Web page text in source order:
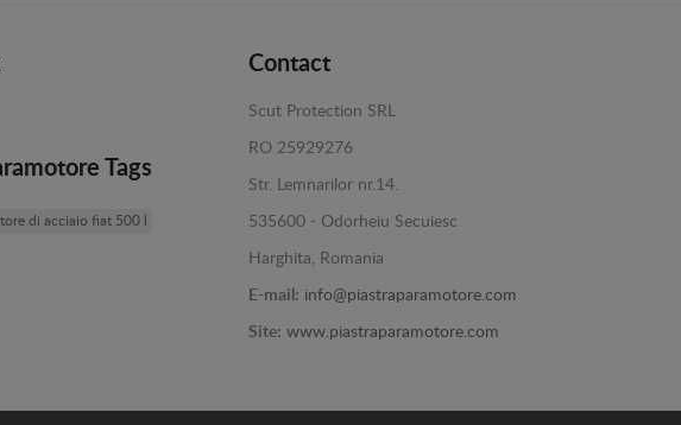
Tags
di acciaio fiat 500 l
Contact
Scut Protection SRL
RO 25929276
Str. Lemnarilor nr.14.
535600 - Odorheiu Secuiesc
Harghita, Romania
E-mail: info@piastraparamotore.com
Site: www.piastraparamotore.com